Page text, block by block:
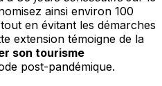
ainsi environ 100
en évitant les démarches
extension témoigne de la
son tourisme
post-pandémique.